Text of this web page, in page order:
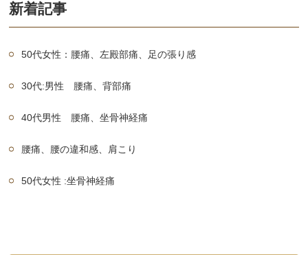
新着記事
50代女性：腰痛、左殿部痛、足の張り感
30代:男性 腰痛、背部痛
40代男性 腰痛、坐骨神経痛
腰痛、腰の違和感、肩こり
50代女性 :坐骨神経痛